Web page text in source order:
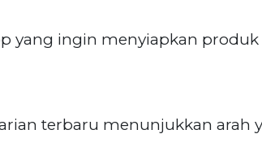
yang ingin menyiapkan
terbaru menunjukkan arah